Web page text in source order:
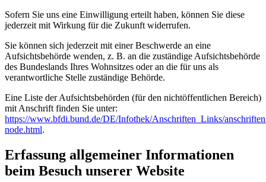
Sofern Sie uns eine Einwilligung erteilt haben, können Sie diese
jederzeit mit Wirkung für die Zukunft widerrufen.
Sie können sich jederzeit mit einer Beschwerde an eine
Aufsichtsbehörde wenden, z. B. an die zuständige Aufsichtsbehörde
des Bundeslands Ihres Wohnsitzes oder an die für uns als
verantwortliche Stelle zuständige Behörde.
Eine Liste der Aufsichtsbehörden (für den nichtöffentlichen Bereich)
mit Anschrift finden Sie unter:
https://www.bfdi.bund.de/DE/Infothek/Anschriften_Links/
node.html.
Erfassung allgemeiner Informationen
beim Besuch unserer Website